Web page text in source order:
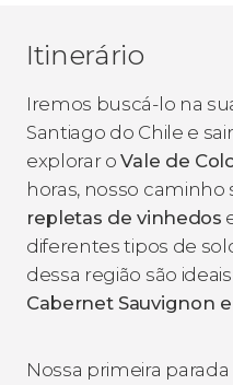
Itinerário
Iremos buscá-lo na
Santiago do Chile e
explorar oVale de
horas, nosso caminho
repletas de vinhedos
diferentes tipos de
dessa região são
Cabernet Sauvignon
Nossa primeira